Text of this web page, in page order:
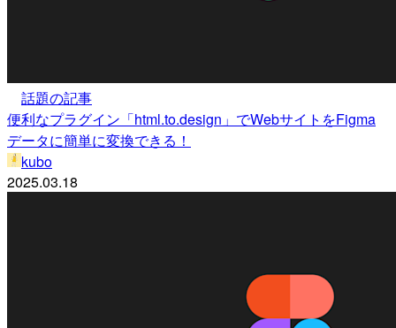
話題の記事
便利なプラグイン「html.to.design」でWebサイトをFigma
データに簡単に変換できる！
kubo
2025.03.18